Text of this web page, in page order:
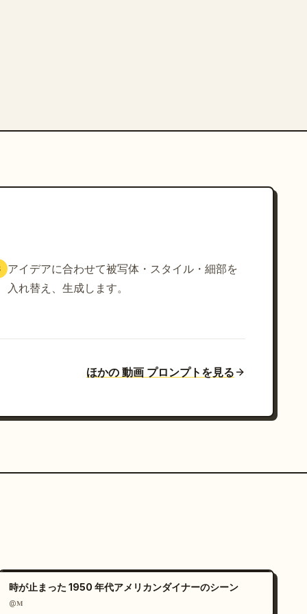
アイデアに合わせて被写体・スタイル・細部を
入れ替え、生成します。
ほかの 動画 プロンプトを見る
時が止まった 1950 年代アメリカンダイナーのシーン
@𝐌